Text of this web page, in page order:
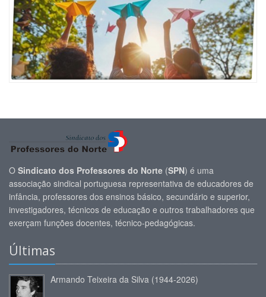
O Sindicato dos Professores do Norte (SPN) é uma
associação sindical portuguesa representativa de educadores de
infância, professores dos ensinos básico, secundário e superior,
investigadores, técnicos de educação e outros trabalhadores que
exerçam funções docentes, técnico-pedagógicas.
Últimas
Armando Teixeira da Silva (1944-2026)